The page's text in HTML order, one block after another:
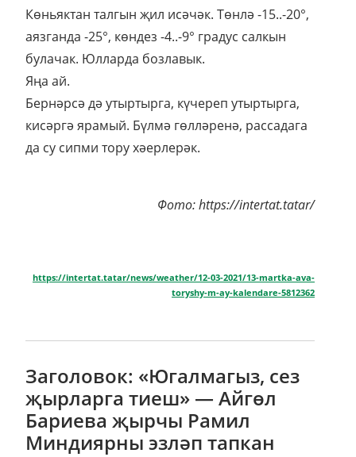
Көньяктан талгын җил исәчәк. Төнлә -15..-20°,
аязганда -25°, көндез -4..-9° градус салкын
булачак. Юлларда бозлавык.
Яңа ай.
Бернәрсә дә утыртырга, күчереп утыртырга,
кисәргә ярамый. Бүлмә гөлләренә, рассадага
да су сипми тору хәерлерәк.
Фото: https://intertat.tatar/
https://intertat.tatar/news/weather/12-03-2021/13-martka-ava-
toryshy-m-ay-kalendare-5812362
Заголовок: «Югалмагыз, сез
җырларга тиеш» — Айгөл
Бариева җырчы Рамил
Миндиярны эзләп тапкан